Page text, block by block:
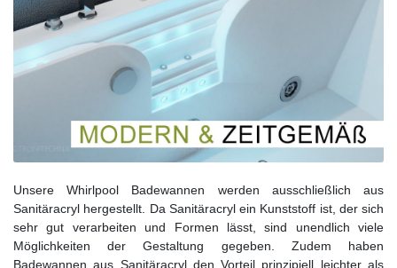
Unsere Whirlpool Badewannen werden ausschließlich aus
Sanitäracryl hergestellt. Da Sanitäracryl ein Kunststoff ist, der sich
sehr gut verarbeiten und Formen lässt, sind unendlich viele
Möglichkeiten der Gestaltung gegeben. Zudem haben
Badewannen aus Sanitäracryl den Vorteil prinzipiell leichter als